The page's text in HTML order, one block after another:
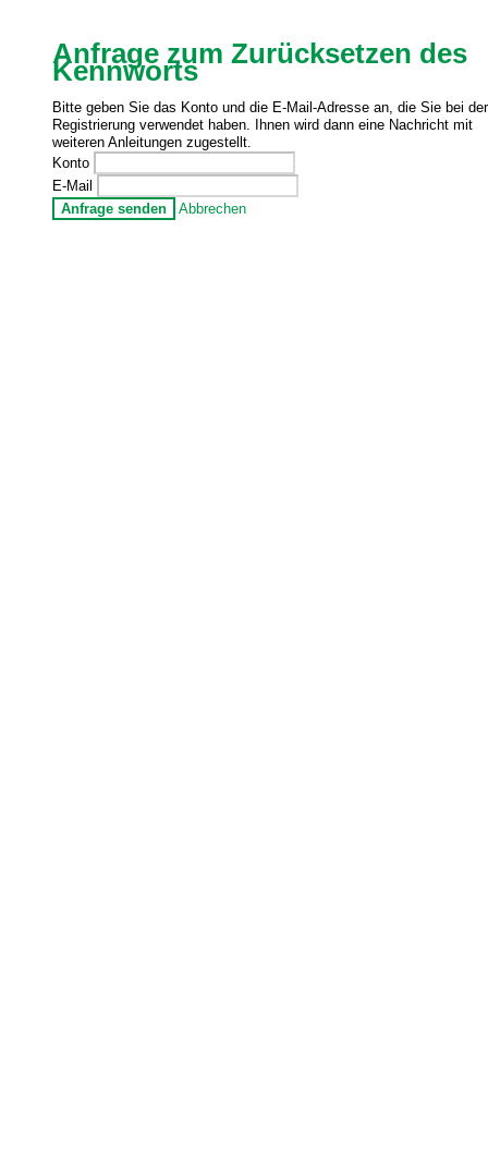
Anfrage zum Zurücksetzen des
Kennworts
Bitte geben Sie das Konto und die E-Mail-Adresse an, die Sie bei der
Registrierung verwendet haben. Ihnen wird dann eine Nachricht mit
weiteren Anleitungen zugestellt.
Konto
E-Mail
Anfrage senden
Abbrechen